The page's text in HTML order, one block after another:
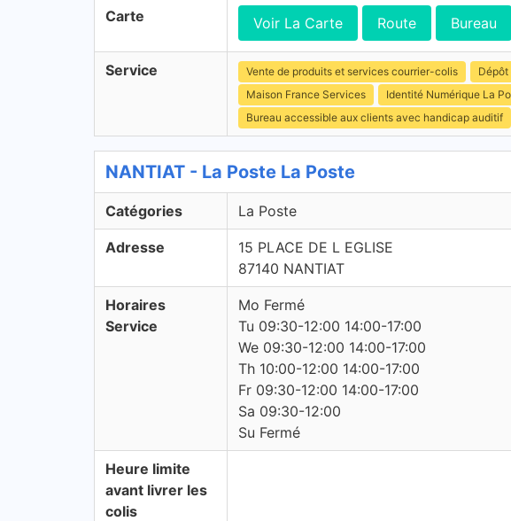
Carte Voir La Carte Route Bureau
Service Vente de produits et services courrier-colis
Maison France Services
Identité Numérique La
Bureau accessible aux clients avec handicap auditif
NANTIAT - La Poste La Poste
Catégories La Poste
Adresse
15 PLACE DE L EGLISE
87140 NANTIAT
Horaires
Service
Mo Fermé
Tu 09:30-12:00 14:00-17:00
We 09:30-12:00 14:00-17:00
Th 10:00-12:00 14:00-17:00
Fr 09:30-12:00 14:00-17:00
Sa 09:30-12:00
Su Fermé
Heure limite
avant livrer les
colis